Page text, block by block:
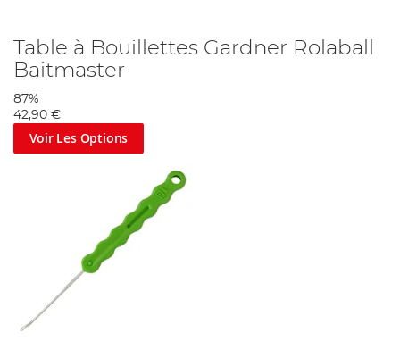
Table à Bouillettes Gardner Rolaball
Baitmaster
87%
42,90 €
Voir Les Options